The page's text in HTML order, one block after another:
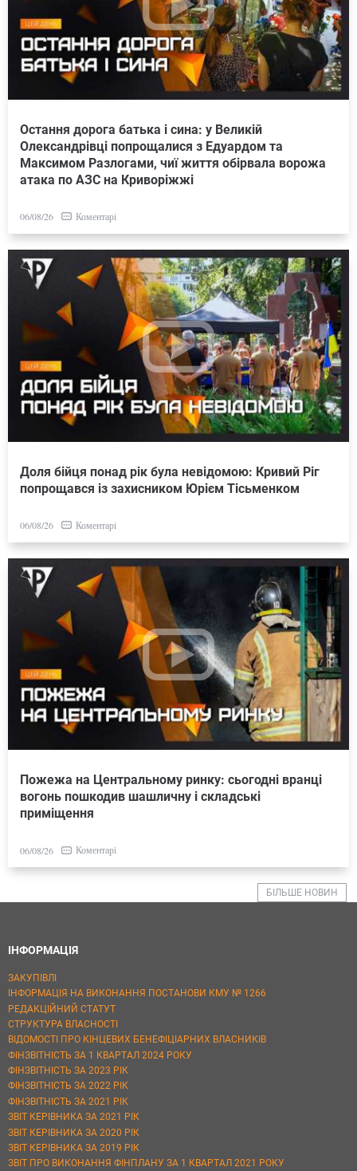
Остання дорога батька і сина: у Великій
Олександрівці попрощалися з Едуардом та
Максимом Разлогами, чиї життя обірвала ворожа
атака по АЗС на Криворіжжі
06/08/26 Коментарі
Доля бійця понад рік була невідомою: Кривий Ріг
попрощався із захисником Юрієм Тісьменком
06/08/26 Коментарі
Пожежа на Центральному ринку: сьогодні вранці
вогонь пошкодив шашличну і складські
приміщення
06/08/26 Коментарі
БІЛЬШЕ НОВИН
ІНФОРМАЦІЯ
ЗАКУПІВЛІ
ІНФОРМАЦІЯ НА ВИКОНАННЯ ПОСТАНОВИ КМУ № 1266
РЕДАКЦІЙНИЙ СТАТУТ
СТРУКТУРА ВЛАСНОСТІ
ВІДОМОСТІ ПРО КІНЦЕВИХ БЕНЕФІЦІАРНИХ ВЛАСНИКІВ
ФІНЗВІТНІСТЬ ЗА 1 КВАРТАЛ 2024 РОКУ
ФІНЗВІТНІСТЬ ЗА 2023 РІК
ФІНЗВІТНІСТЬ ЗА 2022 РІК
ФІНЗВІТНІСТЬ ЗА 2021 РІК
ЗВІТ КЕРІВНИКА ЗА 2021 РІК
ЗВІТ КЕРІВНИКА ЗА 2020 РІК
ЗВІТ КЕРІВНИКА ЗА 2019 РІК
ЗВІТ ПРО ВИКОНАННЯ ФІНПЛАНУ ЗА 1 КВАРТАЛ 2021 РОКУ